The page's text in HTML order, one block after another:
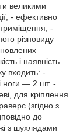
великими
- ефективно
приміщення; -
різновиду
і наявність
входить: -
ноги — 2 шт. -
для кріплення
(згідно з
до
з шухлядами